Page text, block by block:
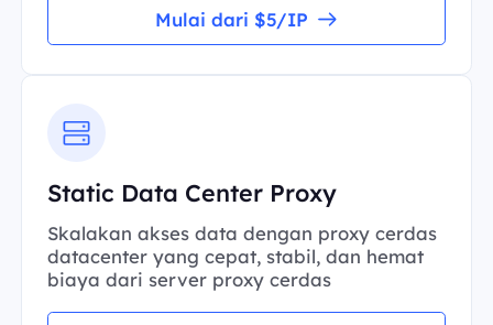
Mulai dari $5/IP
Static Data Center Proxy
Skalakan akses data dengan proxy cerdas
datacenter yang cepat, stabil, dan hemat
biaya dari server proxy cerdas